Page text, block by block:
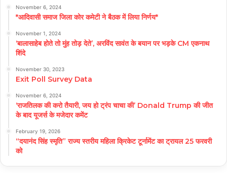
November 6, 2024
*आदिवासी समाज जिला कोर कमेटी ने बैठक में लिया निर्णय*
November 1, 2024
‘बालासाहेब होते तो मुंह तोड़ देते’, अरविंद सावंत के बयान पर भड़के CM एकनाथ
शिंदे
November 30, 2023
Exit Poll Survey Data
November 6, 2024
‘राजतिलक की करो तैयारी, जय हो ट्रंप चाचा की’ Donald Trump की जीत
के बाद यूजर्स के मजेदार कमेंट
February 19, 2026
“दयानंद सिंह स्मृति” राज्य स्तरीय महिला क्रिकेट टूर्नामेंट का ट्रायल 25 फरवरी
को